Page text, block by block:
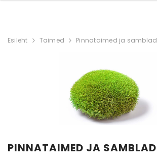
Esileht Taimed Pinnataimed ja samblad
PINNATAIMED JA SAMBLAD